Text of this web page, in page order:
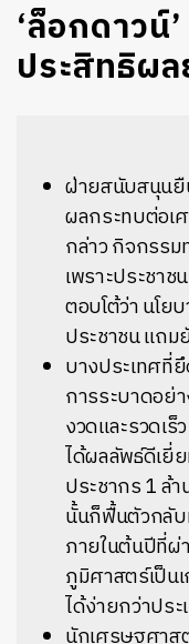
‘ล็อกดาวน์
ประสิทธิผล
ฝ่ายสนับสนุนยื
ผลกระทบต่อเ
กล่าว กิจกรร
เพราะประชา
ตอบโต้ว่า นโย
ประชาชน แถม
บางประเทศที่
การระบาดอย่
งวดและรวดเร็
ได้ผลลัพธ์ดีเยี่
ประชากร 1 ล้
นั้นก็ฟื้นตัวกลับ
ภายในต้นปีที่ผ่
ภูมิศาสตร์เป็น
ได้ง่ายกว่าปร
นักเศรษฐศาส